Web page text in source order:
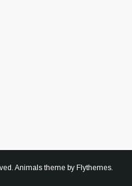
Animals theme by Flythemes